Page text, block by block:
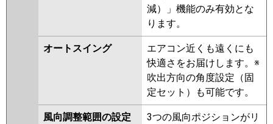
減）」機能のみ有効とな
ります。
オートスイング
エアコン近くも遠くにも
快適さをお届けします。※
吹出方向の角度設定（固
定セット）も可能です。
風向調整範囲の設定
3つの風向ポジションがリ